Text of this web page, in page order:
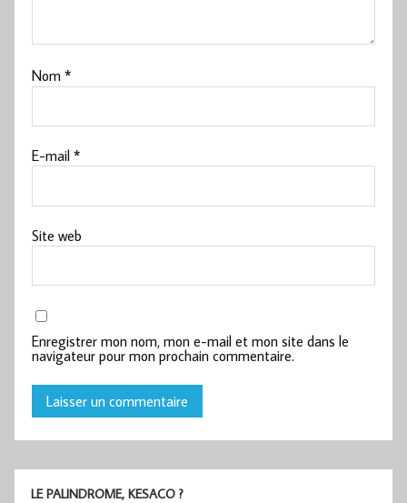
Nom*
E-mail*
Site web
Enregistrer mon nom, mon e-mail et mon site dans le
navigateur pour mon prochain commentaire.
LE PALINDROME, KESACO ?